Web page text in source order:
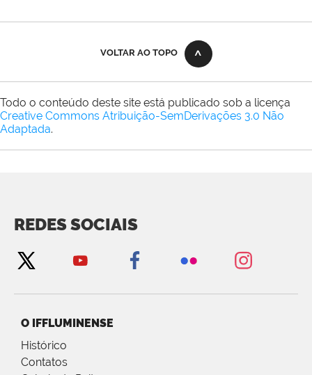
VOLTAR AO TOPO
Todo o conteúdo deste site está publicado sob a licença
Creative Commons Atribuição-SemDerivações 3.0 Não
Adaptada.
REDES SOCIAIS
O IFFLUMINENSE
Histórico
Contatos